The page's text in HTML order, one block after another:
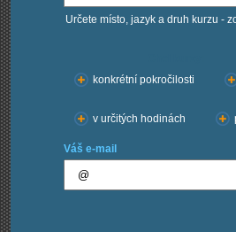
Určete místo, jazyk a druh kurzu -
konkrétní pokročilosti
v určitých hodinách
Váš e-mail